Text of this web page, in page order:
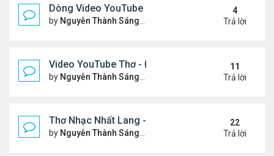
Dòng Video YouTube ngâm thơ phiên bản mới,
by Nguyễn Thành Sáng Thứ 7 Tháng 1 24, 2026 8:26
4
Trả lời
Video YouTube Thơ - Đọc Thơ & Ngâm Nga Thơ
by Nguyễn Thành Sáng Thứ 2 Tháng 11 17, 2025
11
Trả lời
Thơ Nhạc Nhất Lang - Cảm Xúc - Đọc & Ngâm
by Nguyễn Thành Sáng Thứ 7 Tháng 10 04, 2025 2:39
22
Trả lời